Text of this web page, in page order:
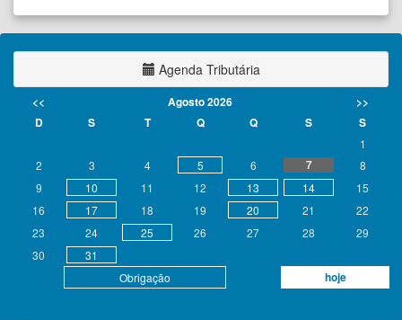
Agenda Tributária
<< Agosto 2026
>>
D
S T Q Q S S
Obrigação hoje
1
2
3 4 5 6 7
8
9
10 11 12 13 14
15
16
17 18 19 20 21
22
23
24 25 26 27 28
29
30
31